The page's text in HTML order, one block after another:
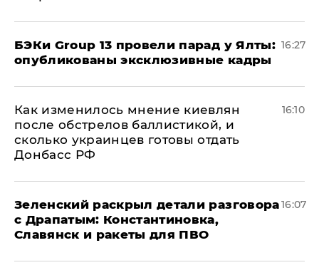
​БЭКи Group 13 провели парад у Ялты:
опубликованы эксклюзивные кадры
16:27
Как изменилось мнение киевлян
после обстрелов баллистикой, и
сколько украинцев готовы отдать
Донбасс РФ
16:10
​Зеленский раскрыл детали разговора
с Драпатым: Константиновка,
Славянск и ракеты для ПВО
16:07